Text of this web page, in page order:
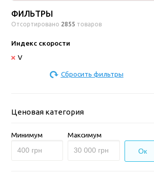
ФИЛЬТРЫ
Отсортировано 2855 товаров
Индекс скорости
V
Сбросить фильтры
Ценовая категория
Минимум Максимум
Ок